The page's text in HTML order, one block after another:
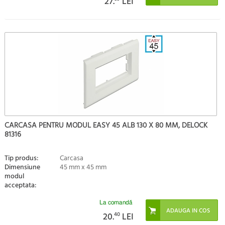
CARCASA PENTRU MODUL EASY 45 ALB 130 X 80 MM, DELOCK
81316
Tip produs: Carcasa
Dimensiune
modul
acceptata:
45 mm x 45 mm
La comandă
20.40 LEI